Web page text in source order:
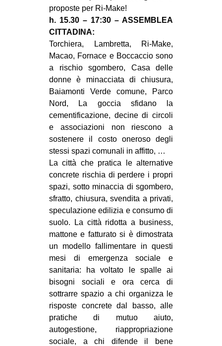
AMBIENTE
ANTIFASCISMO
DIRITTO ALL’ABITARE
MIGRAZIONI
PRECARIATO
REPRESSIONE
STUDENTI
CULTURE
ARTE
CINEMA
MANIFESTI
MUSICA
RECENSIONI
INTERNAZIONALE
AFRICA
ESTREMO ORIENTE
EUROPA
MEDIO ORIENTE
proposte per Ri-Make!
h. 15.30 – 17:30 – ASSEMBLEA
CITTADINA:
Torchiera, Lambretta, Ri-Make,
Macao, Fornace e Boccaccio sono
a rischio sgombero, Casa delle
donne è minacciata di chiusura,
Baiamonti Verde comune, Parco
Nord, La goccia sfidano la
cementificazione, decine di circoli
e associazioni non riescono a
sostenere il costo oneroso degli
stessi spazi comunali in affitto, …
La città che pratica le alternative
concrete rischia di perdere i propri
spazi, sotto minaccia di sgombero,
sfratto, chiusura, svendita a privati,
speculazione edilizia e consumo di
suolo. La città ridotta a business,
mattone e fatturato si è dimostrata
un modello fallimentare in questi
mesi di emergenza sociale e
sanitaria: ha voltato le spalle ai
bisogni sociali e ora cerca di
sottrarre spazio a chi organizza le
risposte concrete dal basso, alle
pratiche di mutuo aiuto,
autogestione, riappropriazione
sociale, a chi difende il bene